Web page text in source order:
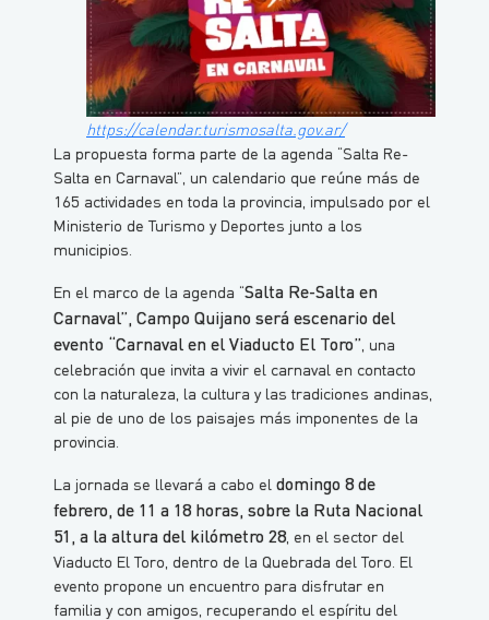
https://calendar.turismosalta.gov.ar/
La propuesta forma parte de la agenda “Salta Re-
Salta en Carnaval”, un calendario que reúne más de
165 actividades en toda la provincia, impulsado por el
Ministerio de Turismo y Deportes junto a los
municipios.
En el marco de la agenda “Salta Re-Salta en
Carnaval”, Campo Quijano será escenario del
evento “Carnaval en el Viaducto El Toro” , una
celebración que invita a vivir el carnaval en contacto
con la naturaleza, la cultura y las tradiciones andinas,
al pie de uno de los paisajes más imponentes de la
provincia.
La jornada se llevará a cabo el domingo 8 de
febrero, de 11 a 18 horas, sobre la Ruta Nacional
51, a la altura del kilómetro 28 , en el sector del
Viaducto El Toro, dentro de la Quebrada del Toro. El
evento propone un encuentro para disfrutar en
familia y con amigos, recuperando el espíritu del